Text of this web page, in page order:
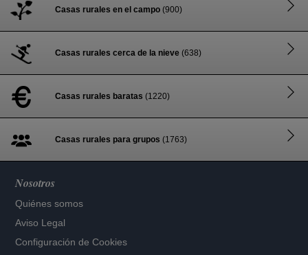
Casas rurales en el campo (900)
Casas rurales cerca de la nieve (638)
Casas rurales baratas (1220)
Casas rurales para grupos (1763)
Nosotros
Quiénes somos
Aviso Legal
Configuración de Cookies